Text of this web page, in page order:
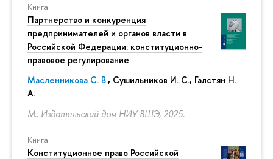
Книга
Партнерство и конкуренция
предпринимателей и органов власти в
Российской Федерации: конституционно-
правовое регулирование
Масленникова С. В., Сушильников И. С., Галстян Н.
А.
М.: Издательский дом НИУ ВШЭ, 2025.
Книга
Конституционное право Российской